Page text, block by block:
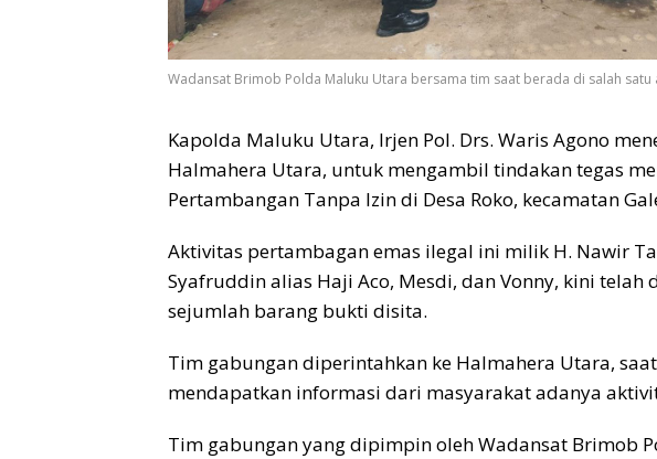
Wadansat Brimob Polda Maluku Utara bersama tim saat berada di salah
Kapolda Maluku Utara, Irjen Pol. Drs. Waris Agono
Halmahera Utara, untuk mengambil tindakan tegas
Pertambangan Tanpa Izin di Desa Roko, kecamatan
Aktivitas pertambagan emas ilegal ini milik H. Nawir
Syafruddin alias Haji Aco, Mesdi, dan Vonny, kini telah
sejumlah barang bukti disita.
Tim gabungan diperintahkan ke Halmahera Utara,
mendapatkan informasi dari masyarakat adanya
Tim gabungan yang dipimpin oleh Wadansat Brimob